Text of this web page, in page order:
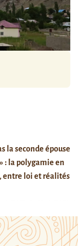
la seconde épouse
: la polygamie en
entre loi et réalités